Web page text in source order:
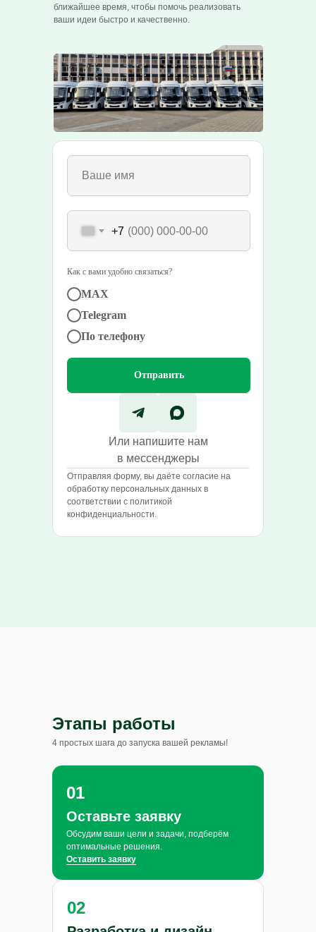
ближайшее время, чтобы помочь реализовать
ваши идеи быстро и качественно.
+7
Как с вами удобно связаться?
MAX
Telegram
По телефону
Отправить
Или напишите нам
в мессенджеры
Отправляя форму, вы даёте согласие на
обработку персональных данных в
соответствии с политикой
конфиденциальности.
01
Оставьте заявку
Обсудим ваши цели и задачи, подберём
оптимальные решения.
Оставить заявку
02
Этапы работы
4 простых шага до запуска вашей рекламы!